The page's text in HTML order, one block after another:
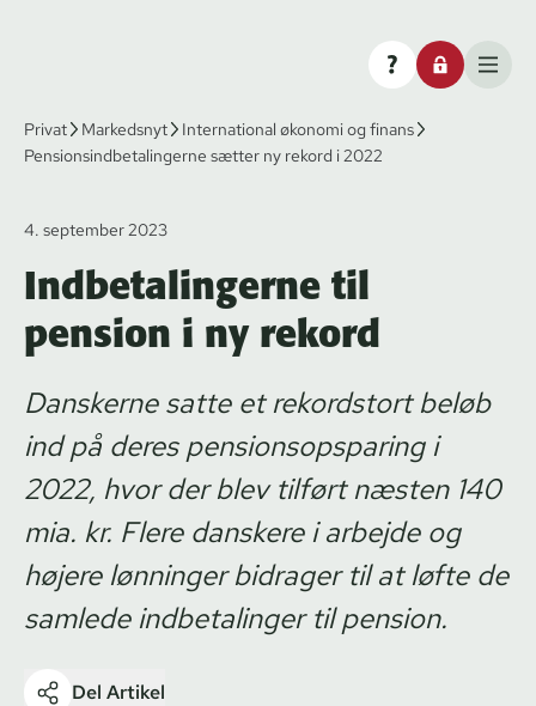
Privat Markedsnyt
International økonomi og finans
Pensionsindbetalingerne sætter ny rekord i 2022
4. september 2023
Indbetalingerne til
pension i ny rekord
Danskerne satte et rekordstort beløb
ind på deres pensionsopsparing i
2022, hvor der blev tilført næsten 140
mia. kr. Flere danskere i arbejde og
højere lønninger bidrager til at løfte de
samlede indbetalinger til pension.
Del Artikel